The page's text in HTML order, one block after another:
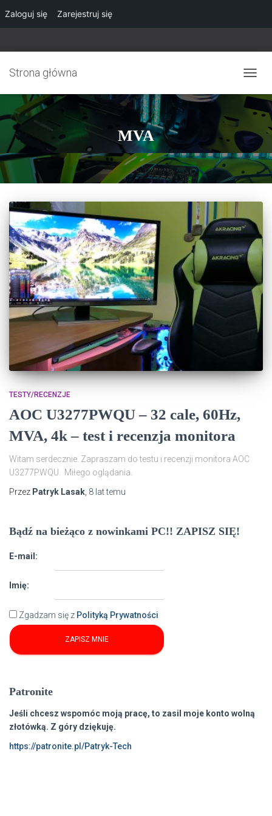
Zaloguj się Zarejestruj się
Strona główna
MVA
TESTY/RECENZJE
AOC U3277PWQU – 32 cale, 60Hz,
MVA, 4k – test i recenzja monitora
Witam serdecznie. Zapraszam do testu i recenzji monitora AOC
U3277PWQU. Miłego oglądania.
Przez Patryk Lasak 8 lattemu
Bądź na bieżąco z nowinkami PC!! ZAPISZ SIĘ!
E-mail:
Imię:
Zgadzam się z Polityką Prywatności
Patronite
Jeśli chcesz wspomóc moją pracę, to zasil moje konto wolną
złotówką. Z góry dziękuję.
https://patronite.pl/Patryk-Tech